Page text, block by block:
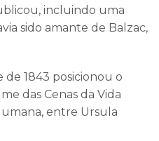
incluindo uma
sido amante de Balzac,
de 1843 posicionou o
das Cenas da Vida
entre Ursula